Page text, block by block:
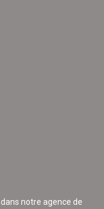
notre agence de